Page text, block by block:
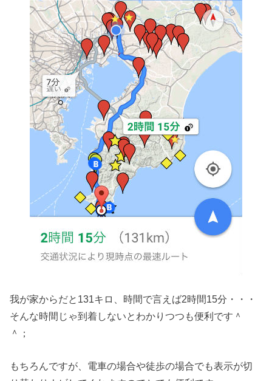
我が家からだと131キロ、時間で言えば2時間15分・・・
そんな時間じゃ到着しないとわかりつつも便利です＾
＾；
もちろんですが、電車の場合や徒歩の場合でも表示が切